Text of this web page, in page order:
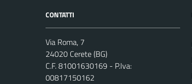
CONTATTI
Via Roma, 7
24020 Cerete (BG)
C.F. 81001630169 - P.Iva:
00817150162